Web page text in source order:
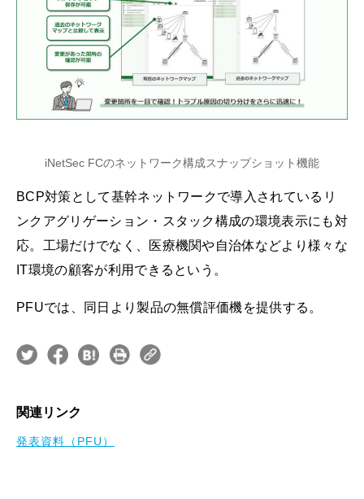
iNetSec FCのネットワーク構成スナップショット機能
BCP対策として基幹ネットワークで導入されているリ
ンクアグリゲーション・スタック構成の環境表示にも対
応。工場だけでなく、医療機関や自治体などより様々な
IT環境の顧客が利用できるという。
PFUでは、同日より製品の無償評価機を提供する。
関連リンク
発表資料（PFU）